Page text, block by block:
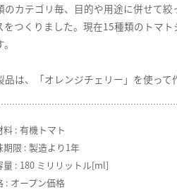
のカテゴリ毎、目的や用途に併せて絞
をつくりました。現在15種類のトマト
品は、「オレンジチェリー」を使って
料 : 有機トマト
期限 : 製造より1年
量 : 180 ミリリットル[ml]
: オープン価格